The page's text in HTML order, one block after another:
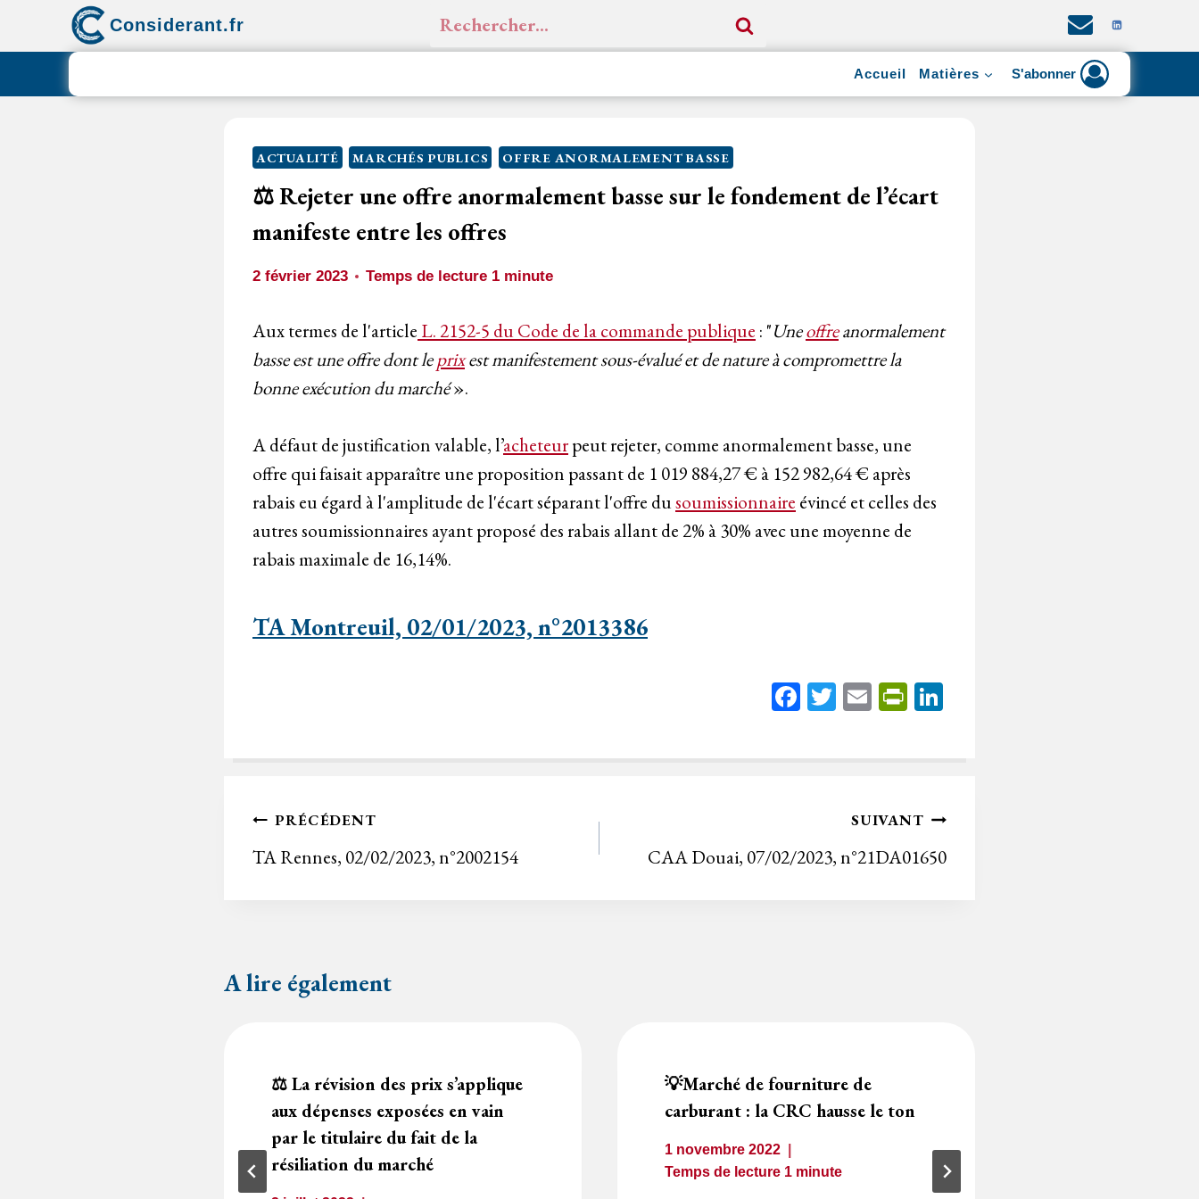
Considerant.fr Rechercher :
Accueil Matières S'abonner
ACTUALITÉ MARCHÉS PUBLICS OFFRE ANORMALEMENT BASSE
⚖️ Rejeter une offre anormalement basse sur le fondement de l’écart
manifeste entre les offres
2 février 2023 Temps de lecture 1 minute
Aux termes de l'article L. 2152-5 du Code de la commande publique : "Uneoffreanormalement
basse est une offre dont leprixest manifestement sous-évalué et de nature à compromettre la
bonne exécution du marché».
A défaut de justification valable, l’acheteurpeut rejeter, comme anormalement basse, une
offre qui faisait apparaître une proposition passant de 1 019 884,27 € à 152 982,64 € après
rabais eu égard à l'amplitude de l'écart séparant l'offre dusoumissionnaire évincé et celles des
autres soumissionnaires ayant proposé des rabais allant de 2% à 30% avec une moyenne de
rabais maximale de 16,14%.
TA Montreuil, 02/01/2023, n°2013386
Fa
bo
T
tt
E
ail
Pr
tF
n
y
ed
Navigation
de
PRÉCÉDENT
TA Rennes, 02/02/2023, n°2002154
SUIVANT
CAA Douai, 07/02/2023, n°21DA01650
A lire également
⚖️ La révision des prix s’applique
aux dépenses exposées en vain
par le titulaire du fait de la
résiliation du marché
💡Marché de fourniture de
carburant : la CRC hausse le ton
1 novembre 2022
Temps de lecture 1 minute